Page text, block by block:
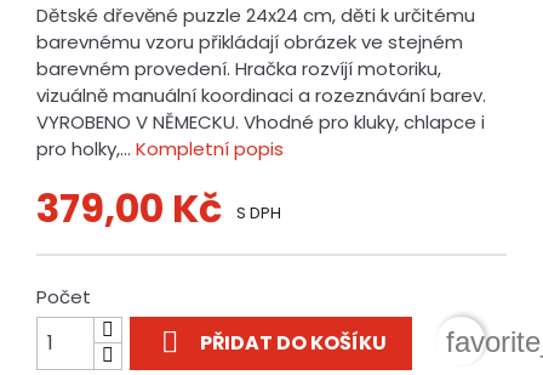
Dětské dřevěné puzzle 24x24 cm, děti k určitému
barevnému vzoru přikládají obrázek ve stejném
barevném provedení. Hračka rozvíjí motoriku,
vizuálně manuální koordinaci a rozeznávání barev.
VYROBENO V NĚMECKU. Vhodné pro kluky, chlapce i
pro holky,... Kompletní popis
379,00 Kč S DPH
Počet
 PŘIDAT DO KOŠÍKU